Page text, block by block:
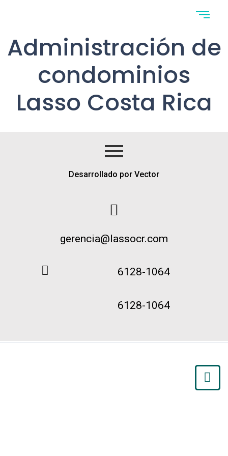
Administración de
condominios
Lasso Costa Rica
Desarrollado por Vector
gerencia@lassocr.com
6128-1064
6128-1064